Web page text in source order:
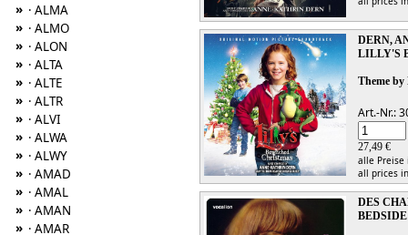
» · ALMA
» · ALMO
» · ALON
» · ALTA
» · ALTE
» · ALTR
» · ALVI
» · ALWA
» · ALWY
» · AMAD
» · AMAL
» · AMAN
» · AMAR
DERN,
LILLY'S
Theme
Art.-Nr.:
27,49 €
alle
all prices
DES